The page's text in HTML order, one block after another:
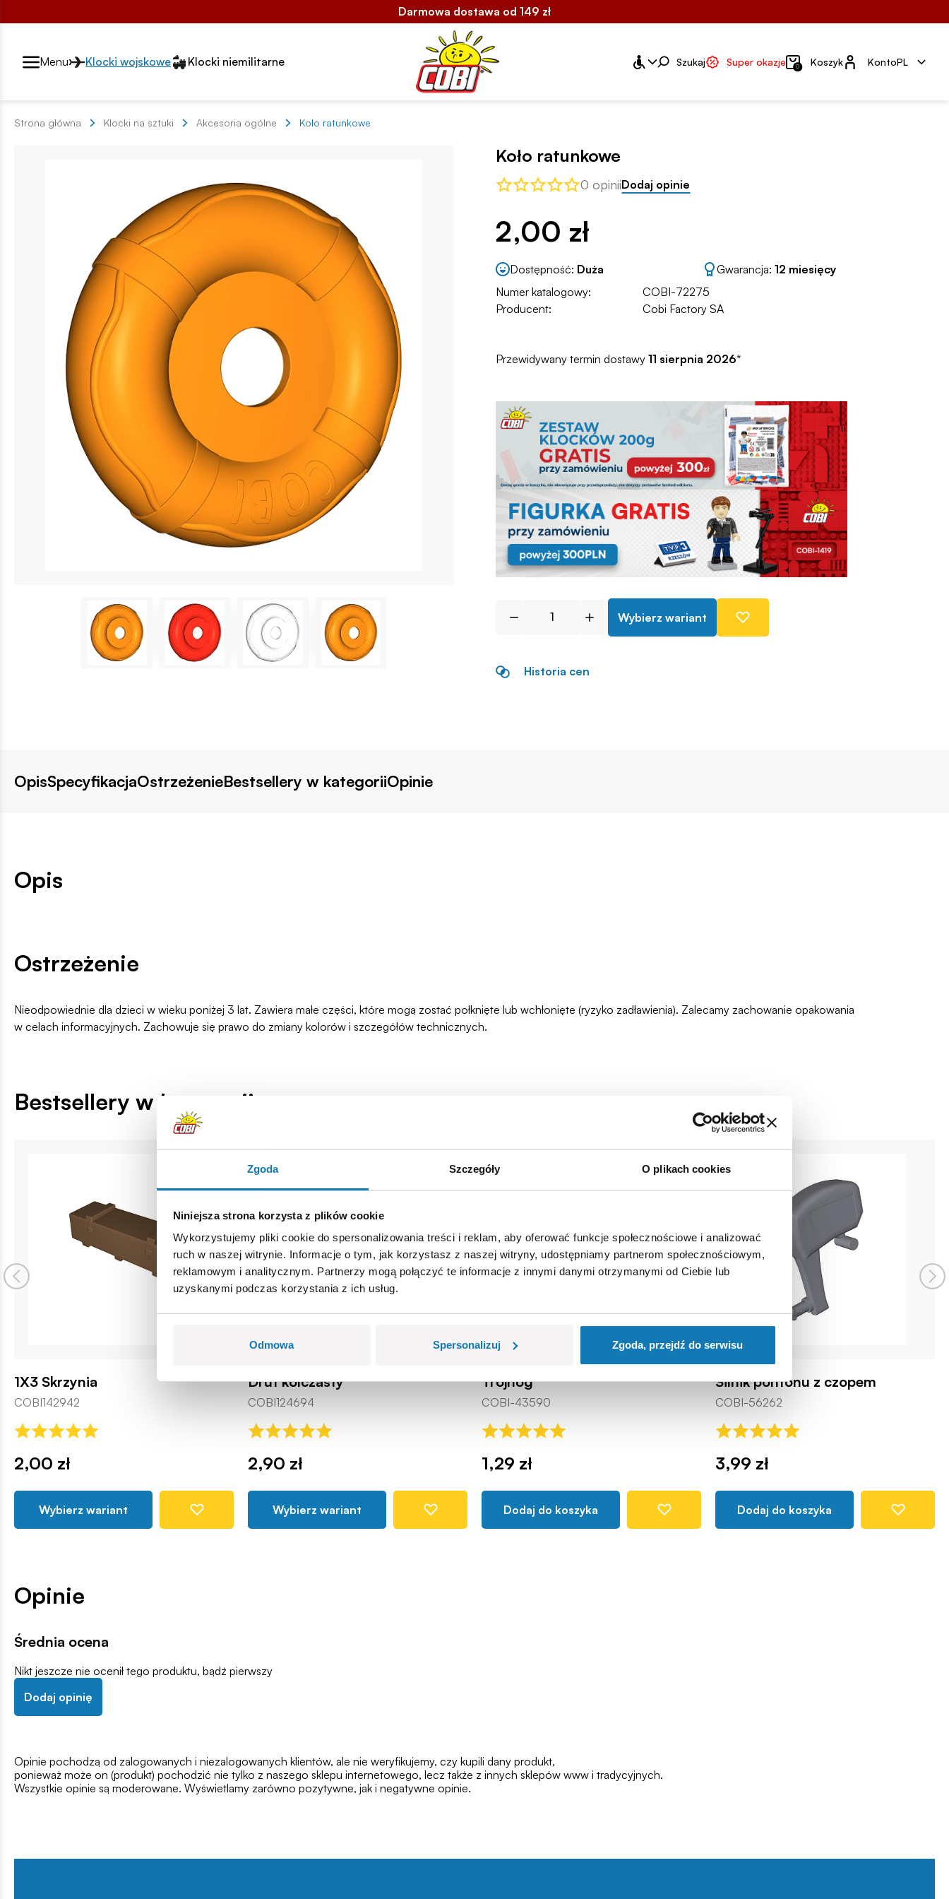
Zgoda Szczegóły O plikach cookies
Niniejsza strona korzysta z plików cookie
Wykorzystujemy pliki cookie do spersonalizowania treści i reklam, aby oferować funkcje społecznościowe i analizować
ruch w naszej witrynie. Informacje o tym, jak korzystasz z naszej witryny, udostępniamy partnerom społecznościowym,
reklamowym i analitycznym. Partnerzy mogą połączyć te informacje z innymi danymi otrzymanymi od Ciebie lub
uzyskanymi podczas korzystania z ich usług.
Odmowa Spersonalizuj Zgoda, przejdź do serwisu
Darmowa dostawa od 149 zł
Przełącznik segmentów2
Menu Klocki wojskowe Klocki niemilitarne Szukaj Super okazje 0 KoszykKonto
KontoPL
Strona główna Klocki na sztuki Akcesoria ogólne Koło ratunkowe
Koło ratunkowe
0 opiniiDodaj opinie
2,00 zł
Dostępność: Duża Gwarancja: 12 miesięcy
Numer katalogowy:
COBI-72275
Producent:
Cobi Factory SA
Przewidywany termin dostawy 11 sierpnia 2026*
Wybierz wariant
Historia cen
OpisSpecyfikacjaOstrzeżenieBestsellery w kategoriiOpinie
Opis
Ostrzeżenie
Nieodpowiednie dla dzieci w wieku poniżej 3 lat. Zawiera małe części, które mogą zostać połknięte lub wchłonięte (ryzyko zadławienia). Zalecamy zachowanie opakowania
w celach informacyjnych. Zachowuje się prawo do zmiany kolorów i szczegółów technicznych.
Bestsellery w kategorii
1X3 Skrzynia
COBI142942
2,00 zł
Wybierz wariant
Drut kolczasty
COBI124694
2,90 zł
Wybierz wariant
Trójnóg
COBI-43590
1,29 zł
Dodaj do koszyka
Silnik pontonu z czopem
COBI-56262
3,99 zł
Dodaj do koszyka
Opinie
Średnia ocena
Nikt jeszcze nie ocenił tego produktu, bądź pierwszy
Dodaj opinię
Opinie pochodzą od zalogowanych i niezalogowanych klientów, ale nie weryfikujemy, czy kupili dany produkt,
ponieważ może on (produkt) pochodzić nie tylko z naszego sklepu internetowego, lecz także z innych sklepów www i tradycyjnych.
Wszystkie opinie są moderowane. Wyświetlamy zarówno pozytywne, jak i negatywne opinie.